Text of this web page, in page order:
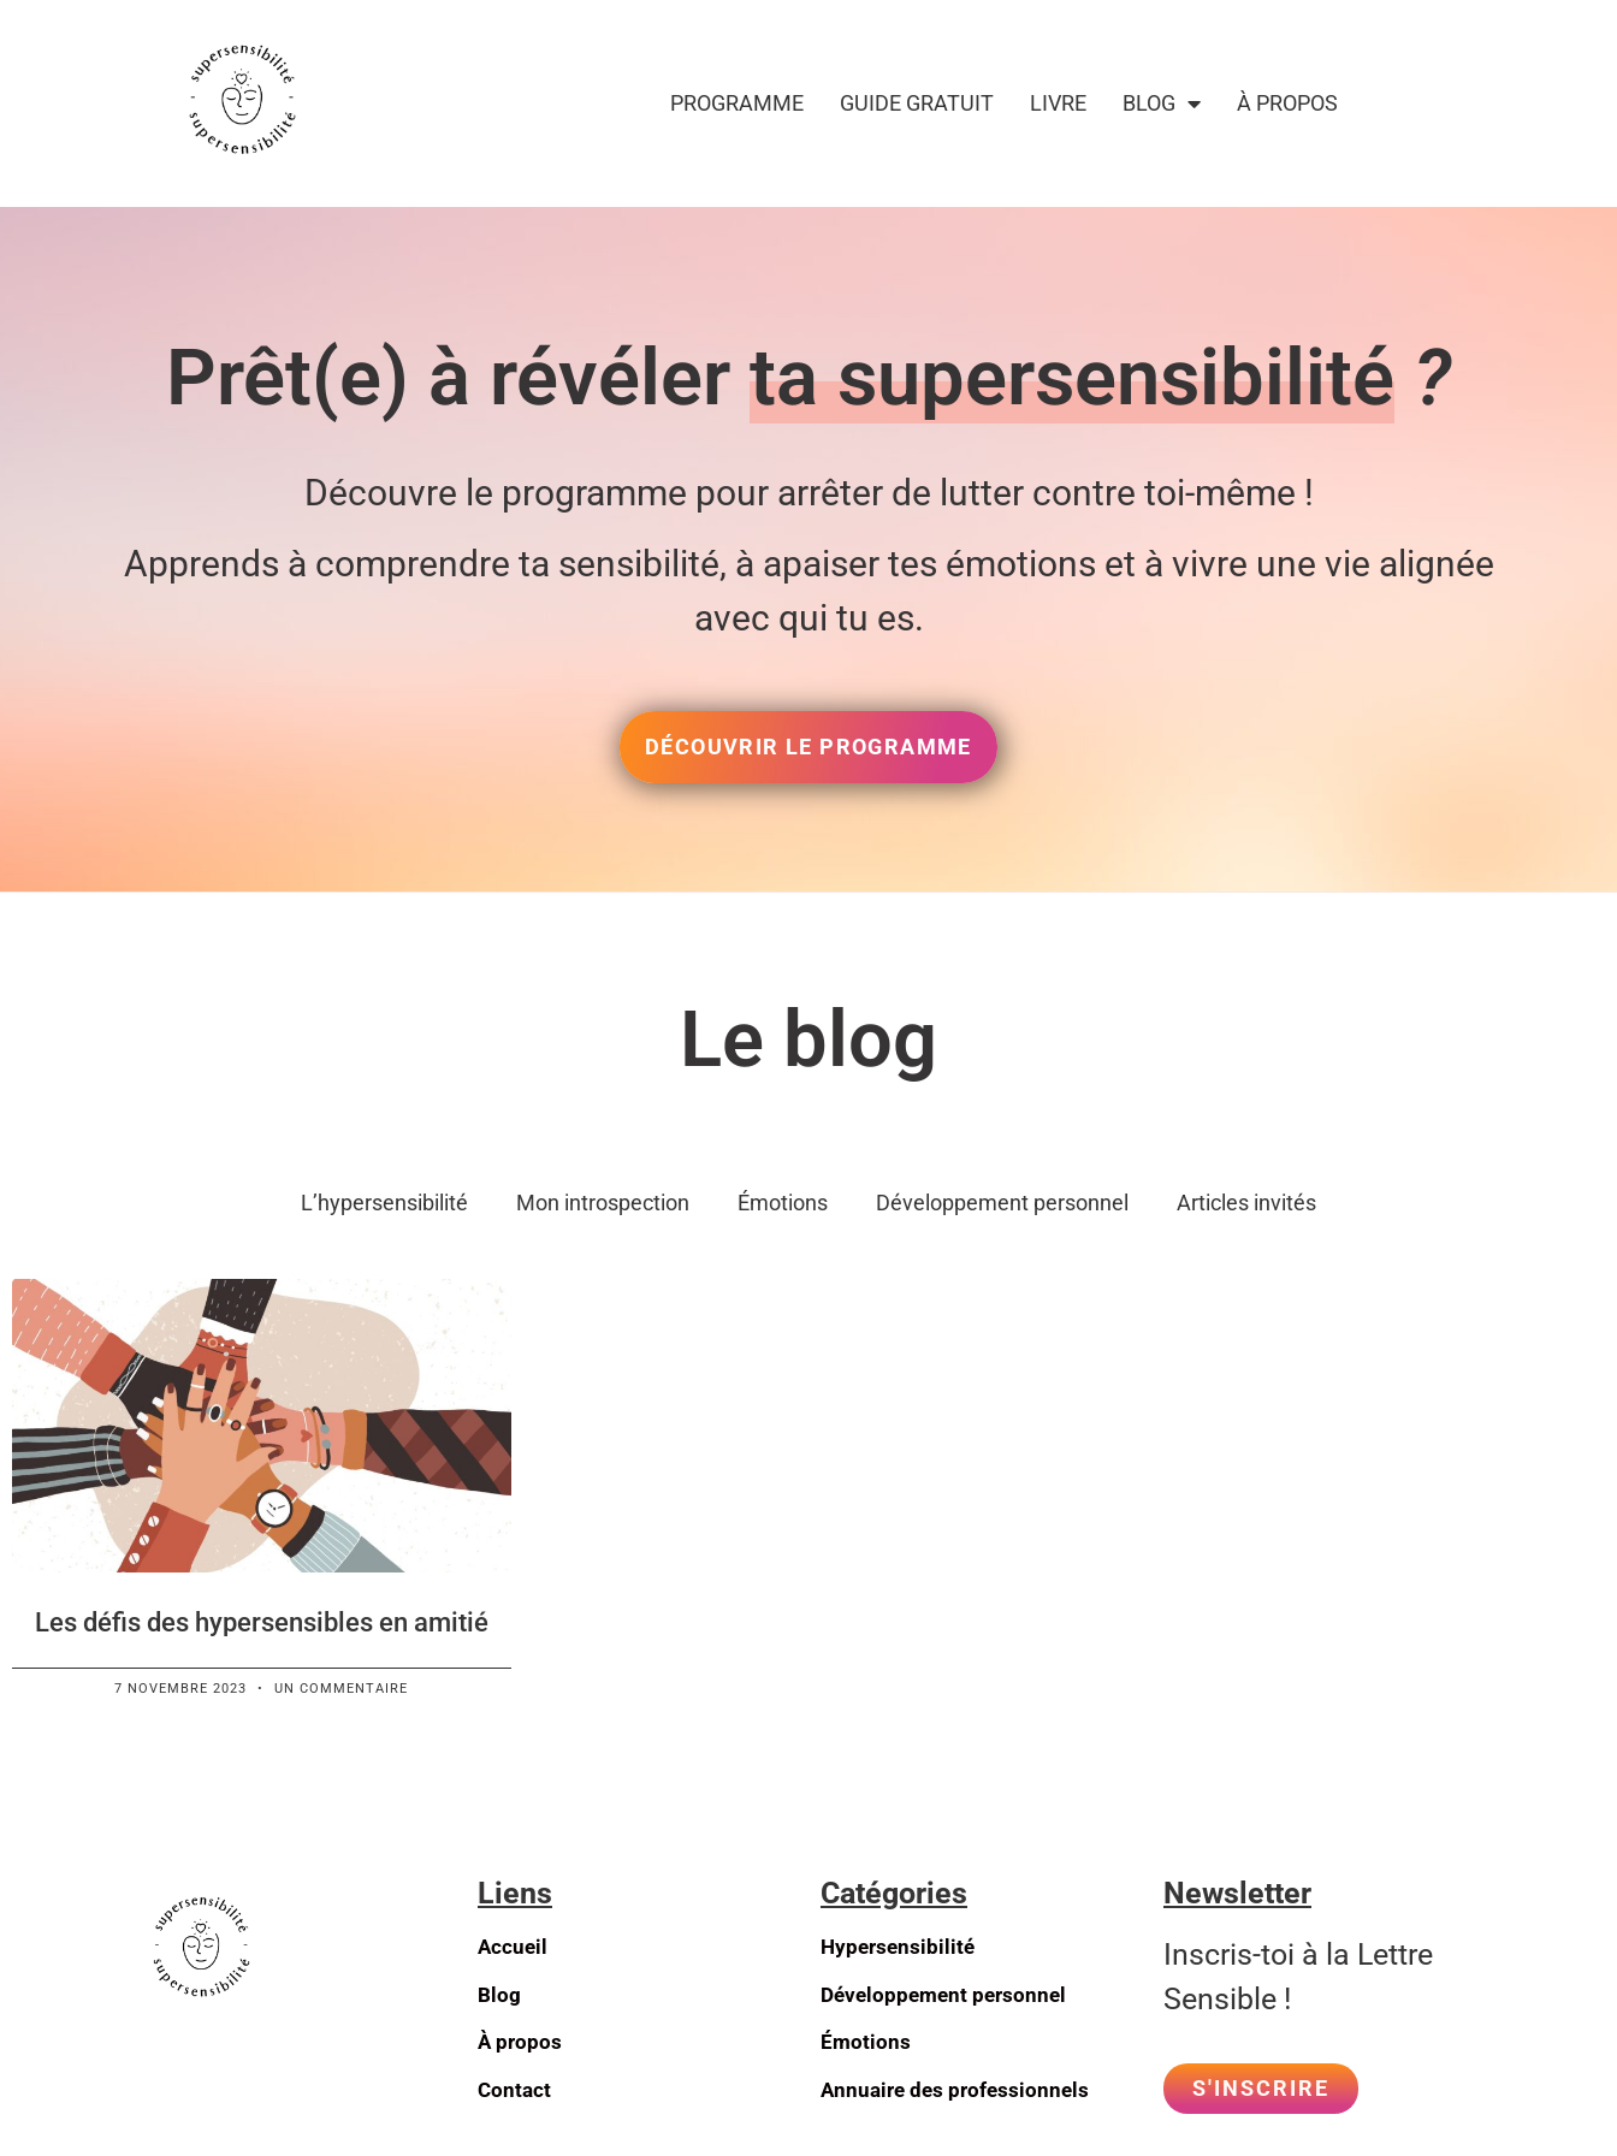
PROGRAMME GUIDE GRATUIT LIVRE BLOG À PROPOS
Prêt(e) à révéler ta supersensibilité ?
Découvre le programme pour arrêter de lutter contre toi-même !
Apprends à comprendre ta sensibilité, à apaiser tes émotions et à vivre une vie alignée
avec qui tu es.
DÉCOUVRIR LE PROGRAMME
Le blog
L’hypersensibilité Mon introspection Émotions Développement personnel Articles invités
Les défis des hypersensibles en amitié
7 NOVEMBRE 2023 UN COMMENTAIRE
Liens
Accueil
Blog
À propos
Contact
Catégories
Hypersensibilité
Développement personnel
Émotions
Annuaire des professionnels
Newsletter
Inscris-toi à la Lettre
Sensible !
S'INSCRIRE